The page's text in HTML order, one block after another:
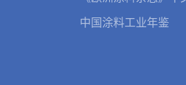
中国涂料工业年鉴